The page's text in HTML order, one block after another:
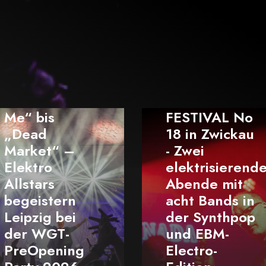
ELEKTRISCH
FESTIVAL No
18 in Zwickau
- Zwei
elektrisierende
Abende mit
acht Bands in
der Synthpop
und EBM-
Electro-
PROJECT
PITCHFORK -
Epitaph-Tour -
live im M.A.U.
Club Rostock
2025 - ein
Fest für die